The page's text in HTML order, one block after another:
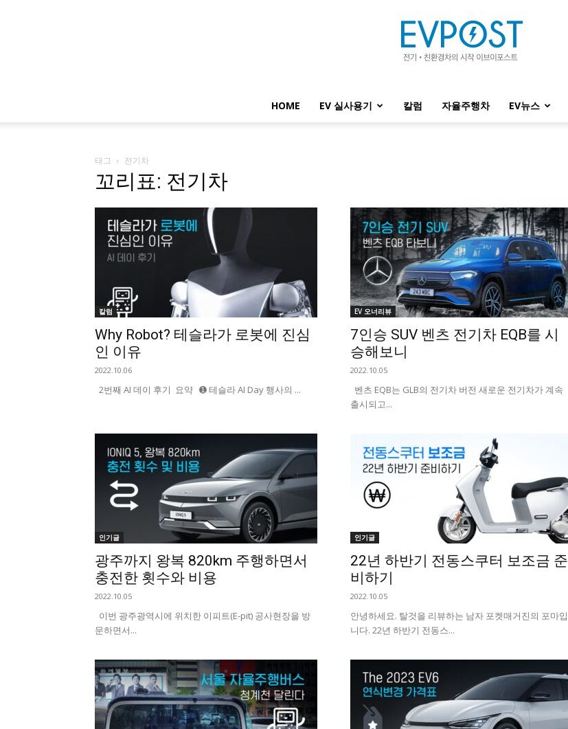
HOME EV 실사용기 칼럼 자율주행차 EV뉴스
태그 전기차
꼬리표: 전기차
칼럼
Why Robot? 테슬라가 로봇에 진심
인 이유
2022.10.06
2번째 AI 데이 후기 요약 ➊ 테슬라 AI Day 행사의 ...
EV 오너리뷰
7인승 SUV 벤츠 전기차 EQB를 시
승해보니
2022.10.05
벤츠 EQB는 GLB의 전기차 버전 새로운 전기차가 계속
출시되고...
인기글
광주까지 왕복 820km 주행하면서
충전한 횟수와 비용
2022.10.05
이번 광주광역시에 위치한 이피트(E-pit) 공사현장을 방
문하면서...
인기글
22년 하반기 전동스쿠터 보조금 준
비하기
2022.10.05
안녕하세요. 탈것을 리뷰하는 남자 포켓매거진의 포마입
니다. 22년 하반기 전동스...